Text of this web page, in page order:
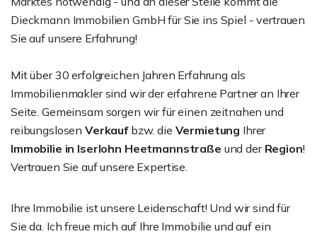
Dieckmann Immobilien GmbH für Sie ins Spiel - vertrauen
Sie auf unsere Erfahrung!
Mit über 30 erfolgreichen Jahren Erfahrung als
Immobilienmakler sind wir der erfahrene Partner an Ihrer
Seite. Gemeinsam sorgen wir für einen zeitnahen und
reibungslosen Verkauf bzw. die Vermietung Ihrer
Immobilie in Iserlohn Heetmannstraße und der Region!
Vertrauen Sie auf unsere Expertise.
Ihre Immobilie ist unsere Leidenschaft! Und wir sind für
Sie da. Ich freue mich auf Ihre Immobilie und auf ein